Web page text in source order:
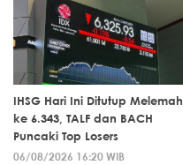
IHSG Hari Ini Ditutup Melemah
ke 6.343, TALF dan BACH
Puncaki Top Losers
06/08/2026 16:20 WIB